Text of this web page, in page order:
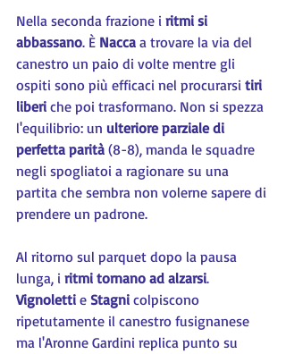
Nella seconda frazione i ritmi si
abbassano. È Nacca a trovare la via del
canestro un paio di volte mentre gli
ospiti sono più efficaci nel procurarsi tiri
liberi che poi trasformano. Non si spezza
l'equilibrio: un ulteriore parziale di
perfetta parità (8-8), manda le squadre
negli spogliatoi a ragionare su una
partita che sembra non volerne sapere di
prendere un padrone.
Al ritorno sul parquet dopo la pausa
lunga, i ritmi tornano ad alzarsi.
Vignoletti e Stagni colpiscono
ripetutamente il canestro fusignanese
ma l'Aronne Gardini replica punto su